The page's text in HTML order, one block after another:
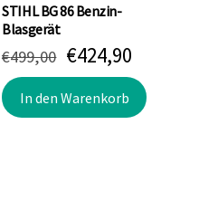
STIHL BG 86 Benzin-
Blasgerät
€499,00 Ursprünglicher
Preis
war:
€499,00
€424,90
Preis
ist:
In den Warenkorb